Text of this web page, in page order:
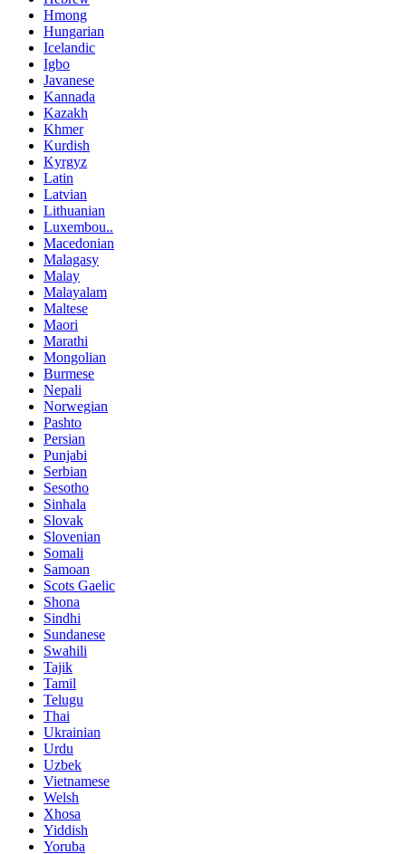
Hmong
Hungarian
Icelandic
Igbo
Javanese
Kannada
Kazakh
Khmer
Kurdish
Kyrgyz
Latin
Latvian
Lithuanian
Luxembou..
Macedonian
Malagasy
Malay
Malayalam
Maltese
Maori
Marathi
Mongolian
Burmese
Nepali
Norwegian
Pashto
Persian
Punjabi
Serbian
Sesotho
Sinhala
Slovak
Slovenian
Somali
Samoan
Scots Gaelic
Shona
Sindhi
Sundanese
Swahili
Tajik
Tamil
Telugu
Thai
Ukrainian
Urdu
Uzbek
Vietnamese
Welsh
Xhosa
Yiddish
Yoruba